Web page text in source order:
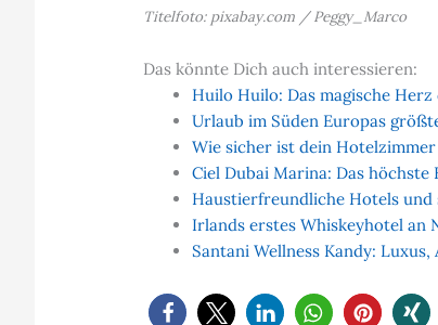
Titelfoto: pixabay.com / Peggy_Marco
Das könnte Dich auch interessieren:
Huilo Huilo: Das magische
Urlaub im Süden Europas
Wie sicher ist dein
Ciel Dubai Marina: Das
Haustierfreundliche Hotels
Irlands erstes Whiskeyhotel an
Santani Wellness Kandy: